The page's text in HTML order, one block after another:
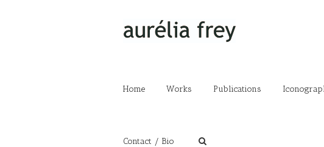
Home Works Publications
Contact / Bio